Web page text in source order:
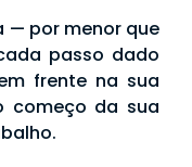
— por menor que
passo dado
frente na sua
começo da sua